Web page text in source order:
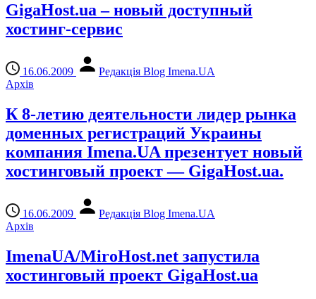
GigaHost.ua – новый доступный
хостинг-сервис
16.06.2009
Редакція Blog Imena.UA
Архів
К 8-летию деятельности лидер рынка
доменных регистраций Украины
компания Imena.UA презентует новый
хостинговый проект — GigaHost.ua.
16.06.2009
Редакція Blog Imena.UA
Архів
ImenaUA/MiroHost.net запустила
хостинговый проект GigaHost.ua